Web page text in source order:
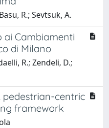
R.; Sevtsuk, A.
ai Cambiamenti
di Milano
R.; Zendeli, D.;
pedestrian-centric
framework